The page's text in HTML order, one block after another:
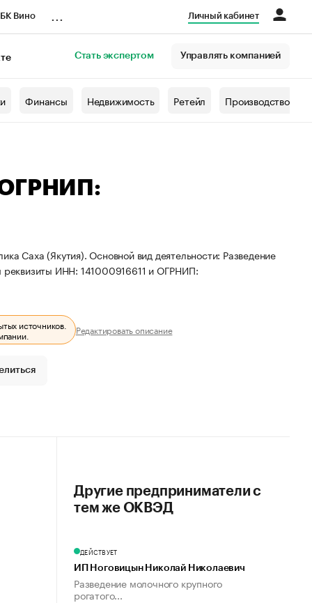
Вино Личный кабинет
Стать экспертом Управлять компанией
Финансы Недвижимость Ретейл Производство
ОГРНИП:
Саха (Якутия). Основной вид деятельности: Разведение
реквизиты ИНН: 141000916611 и ОГРНИП:
источников.
Редактировать описание
Другие предприниматели с
тем же ОКВЭД
ДЕЙСТВУЕТ
ИП Ноговицын Николай Николаевич
Разведение молочного крупного
рогатого...